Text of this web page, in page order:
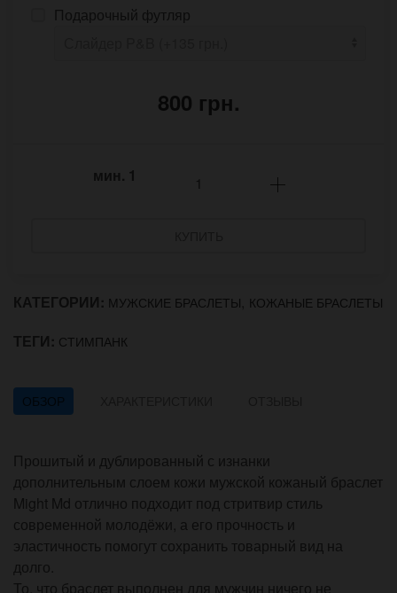
Подарочный футляр
800 грн.
мин. 1
КАТЕГОРИИ: МУЖСКИЕ БРАСЛЕТЫ, КОЖАНЫЕ БРАСЛЕТЫ
ТЕГИ: СТИМПАНК
ОБЗОР
Прошитый и дублированный с изнанки
дополнительным слоем кожи мужской кожаный браслет
Might Md отлично подходит под стритвир стиль
современной молодёжи, а его прочность и
эластичность помогут сохранить товарный вид на
долго.
То, что браслет выполнен для мужчин ничего не